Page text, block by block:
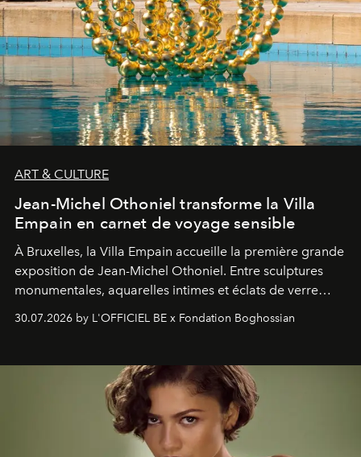
ART & CULTURE
Jean-Michel Othoniel transforme la Villa
Empain en carnet de voyage sensible
À Bruxelles, la Villa Empain accueille la première grande
exposition de Jean-Michel Othoniel. Entre sculptures
monumentales, aquarelles intimes et éclats de verre
soufflé, l’artiste français compose un itinéraire
émotionnel où chaque œuvre devient le souvenir
émerveillement.
30.07.2026 by L'OFFICIEL BE x Fondation Boghossian